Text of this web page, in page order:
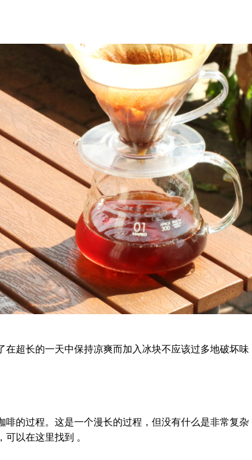
超长的一天中保持凉爽而加入冰块不应该过多地破坏味
的过程。这是一个漫长的过程，但没有什么是非常复杂
以在这里找到 。